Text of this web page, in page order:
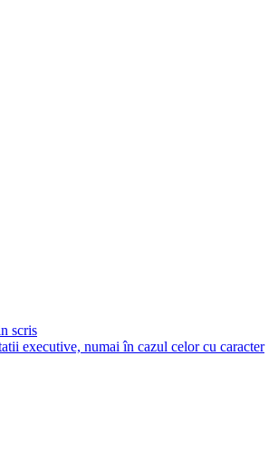
scris
executive, numai în cazul celor cu caracter